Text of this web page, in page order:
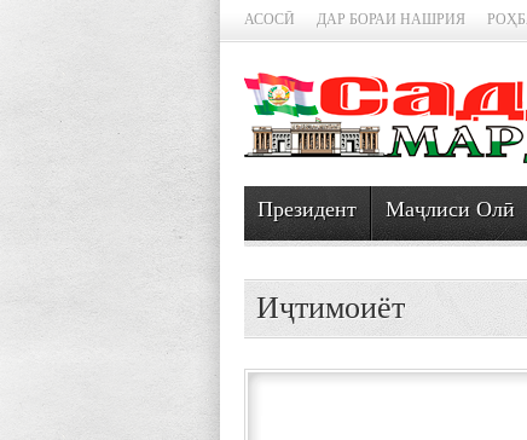
АСОСӢ ДАР БОРАИ НАШРИЯ
Президент Маҷлиси Олӣ
Иҷтимоиёт